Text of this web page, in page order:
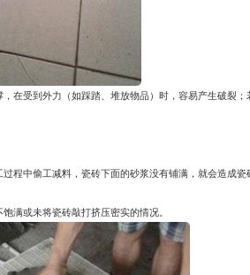
在受到外力（如踩踏、堆放物品）时，容易产生破裂
程中偷工减料，瓷砖下面的砂浆没有铺满，就会造成
满或未将瓷砖敲打挤压密实的情况。